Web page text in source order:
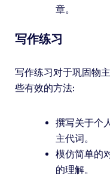
章。
写作练习
写作练习对于巩固物
些有效的方法:
撰写关于个
主代词。
模仿简单的
的理解。